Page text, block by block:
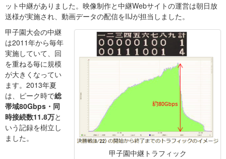
ット中継がありました。映像制作と中継Webサイトの運営は朝日放
送様が実施され、動画データの配信をIIJが担当しました。
甲子園中継トラフィック
甲子園大会の中継
は2011年から毎年
実施していて、回
を重ねる毎に規模
が大きくなってい
ます。2013年夏
は、ピーク時で総
帯域80Gbps・同
時接続数11.8万と
いう記録を樹立し
ました。